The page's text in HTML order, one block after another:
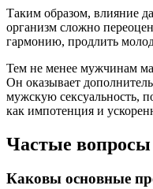
Таким образом, влияние
организм сложно
гармонию, продлить
Тем не менее мужчинам
Он оказывает
мужскую сексуальность,
как импотенция и
Частые вопросы
Каковы основные